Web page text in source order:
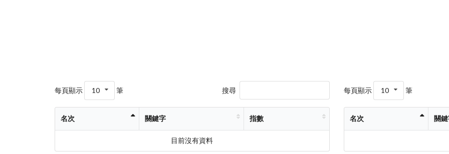
每頁顯示 10 筆 搜尋
名次 關鍵字 指數
目前沒有資料
每頁顯示 10 筆
名次 關